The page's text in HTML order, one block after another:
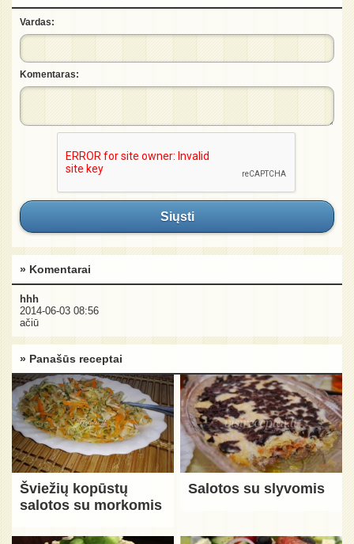
Vardas:
Komentaras:
Siųsti
» Komentarai
hhh
2014-06-03 08:56
ačiū
» Panašūs receptai
Šviežių kopūstų
salotos su morkomis
Salotos su slyvomis